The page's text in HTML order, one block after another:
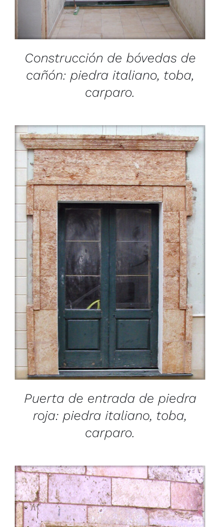
Construcción de bóvedas de
cañón: piedra italiano, toba,
carparo.
DETAILS
Puerta de entrada de piedra
roja: piedra italiano, toba,
carparo.